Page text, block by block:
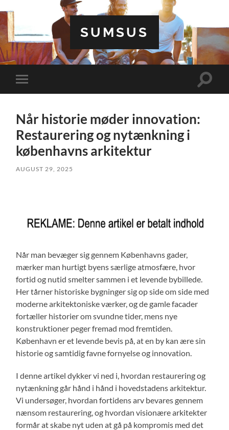
SUMSUS
Toggle
mobile
Toggle
Når historie møder innovation:
Restaurering og nytænkning i
københavns arkitektur
AUGUST 29, 2025
Når man bevæger sig gennem Københavns gader,
mærker man hurtigt byens særlige atmosfære, hvor
fortid og nutid smelter sammen i et levende bybillede.
Her tårner historiske bygninger sig op side om side med
moderne arkitektoniske værker, og de gamle facader
fortæller historier om svundne tider, mens nye
konstruktioner peger fremad mod fremtiden.
København er et levende bevis på, at en by kan ære sin
historie og samtidig favne fornyelse og innovation.
I denne artikel dykker vi ned i, hvordan restaurering og
nytænkning går hånd i hånd i hovedstadens arkitektur.
Vi undersøger, hvordan fortidens arv bevares gennem
nænsom restaurering, og hvordan visionære arkitekter
formår at skabe nyt uden at gå på kompromis med det